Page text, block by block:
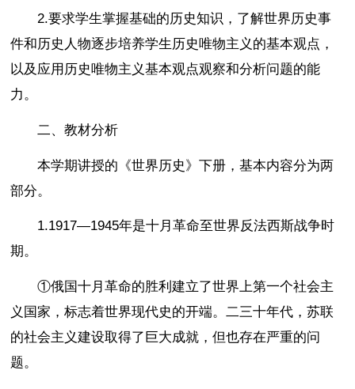
2.要求学生掌握基础的历史知识，了解世界历史事
件和历史人物逐步培养学生历史唯物主义的基本观点，
以及应用历史唯物主义基本观点观察和分析问题的能
力。
二、教材分析
本学期讲授的《世界历史》下册，基本内容分为两
部分。
1.1917—1945年是十月革命至世界反法西斯战争时
期。
①俄国十月革命的胜利建立了世界上第一个社会主
义国家，标志着世界现代史的开端。二三十年代，苏联
的社会主义建设取得了巨大成就，但也存在严重的问
题。